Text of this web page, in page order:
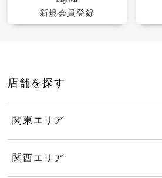
新規会員登録
店舗を探す
関東エリア
関西エリア